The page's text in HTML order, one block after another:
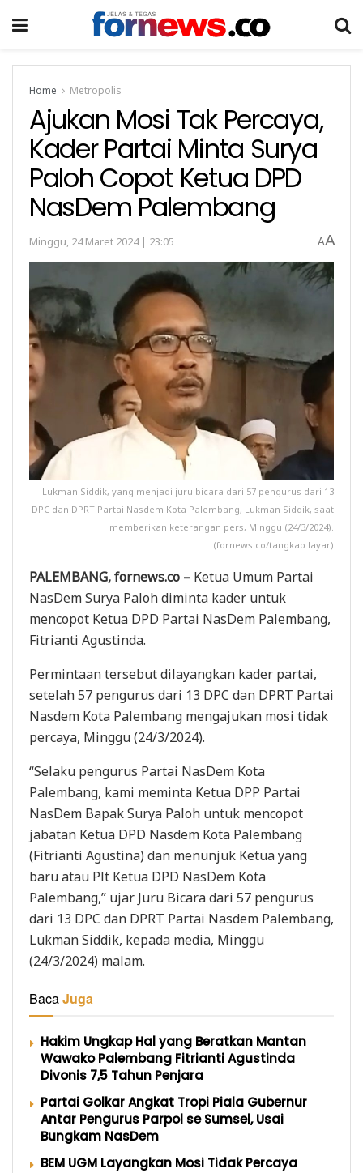
Home Metropolis
Ajukan Mosi Tak Percaya,
Kader Partai Minta Surya
Paloh Copot Ketua DPD
NasDem Palembang
Minggu, 24 Maret 2024 | 23:05 AA
Lukman Siddik, yang menjadi juru bicara dari 57 pengurus dari 13
DPC dan DPRT Partai Nasdem Kota Palembang, Lukman Siddik, saat
memberikan keterangan pers, Minggu (24/3/2024).
(fornews.co/tangkap layar)
PALEMBANG, fornews.co – Ketua Umum Partai
NasDem Surya Paloh diminta kader untuk
mencopot Ketua DPD Partai NasDem Palembang,
Fitrianti Agustinda.
Permintaan tersebut dilayangkan kader partai,
setelah 57 pengurus dari 13 DPC dan DPRT Partai
Nasdem Kota Palembang mengajukan mosi tidak
percaya, Minggu (24/3/2024).
“Selaku pengurus Partai NasDem Kota
Palembang, kami meminta Ketua DPP Partai
NasDem Bapak Surya Paloh untuk mencopot
jabatan Ketua DPD Nasdem Kota Palembang
(Fitrianti Agustina) dan menunjuk Ketua yang
baru atau Plt Ketua DPD NasDem Kota
Palembang,” ujar Juru Bicara dari 57 pengurus
dari 13 DPC dan DPRT Partai Nasdem Palembang,
Lukman Siddik, kepada media, Minggu
(24/3/2024) malam.
BacaJuga
Hakim Ungkap Hal yang Beratkan Mantan
Wawako Palembang Fitrianti Agustinda
Divonis 7,5 Tahun Penjara
Partai Golkar Angkat Tropi Piala Gubernur
Antar Pengurus Parpol se Sumsel, Usai
Bungkam NasDem
BEM UGM Layangkan Mosi Tidak Percaya